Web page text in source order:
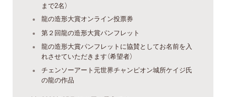
まで2名）
龍の造形大賞オンライン投票券
第２回龍の造形大賞パンフレット
龍の造形大賞パンフレットに協賛としてお名前を入
れさせていただきます（希望者）
チェンソーアート元世界チャンピオン城所ケイジ氏
の龍の作品